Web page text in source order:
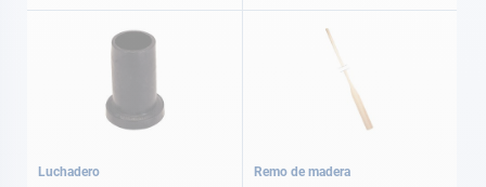
Luchadero Remo de madera